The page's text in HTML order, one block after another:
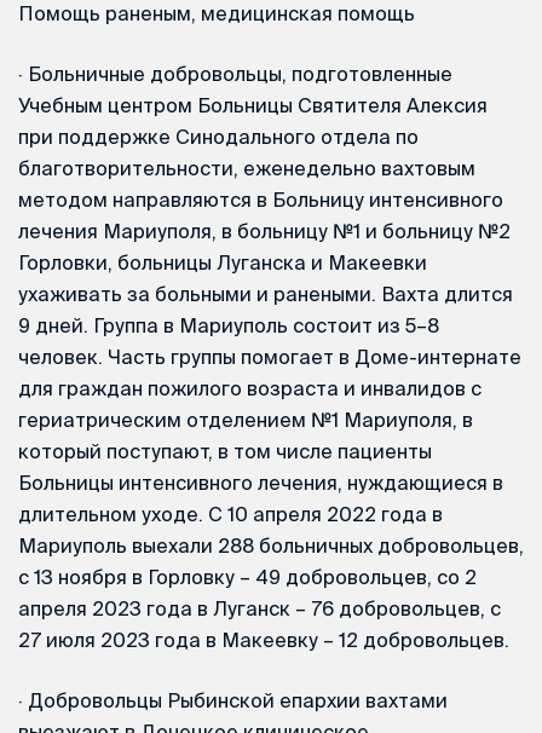
Помощь раненым, медицинская помощь
· Больничные добровольцы, подготовленные
Учебным центром Больницы Святителя Алексия
при поддержке Синодального отдела по
благотворительности, еженедельно вахтовым
методом направляются в Больницу интенсивного
лечения Мариуполя, в больницу №1 и больницу №2
Горловки, больницы Луганска и Макеевки
ухаживать за больными и ранеными. Вахта длится
9 дней. Группа в Мариуполь состоит из 5–8
человек. Часть группы помогает в Доме-интернате
для граждан пожилого возраста и инвалидов с
гериатрическим отделением №1 Мариуполя, в
который поступают, в том числе пациенты
Больницы интенсивного лечения, нуждающиеся в
длительном уходе. С 10 апреля 2022 года в
Мариуполь выехали 288 больничных добровольцев,
с 13 ноября в Горловку – 49 добровольцев, со 2
апреля 2023 года в Луганск – 76 добровольцев, с
27 июля 2023 года в Макеевку – 12 добровольцев.
· Добровольцы Рыбинской епархии вахтами